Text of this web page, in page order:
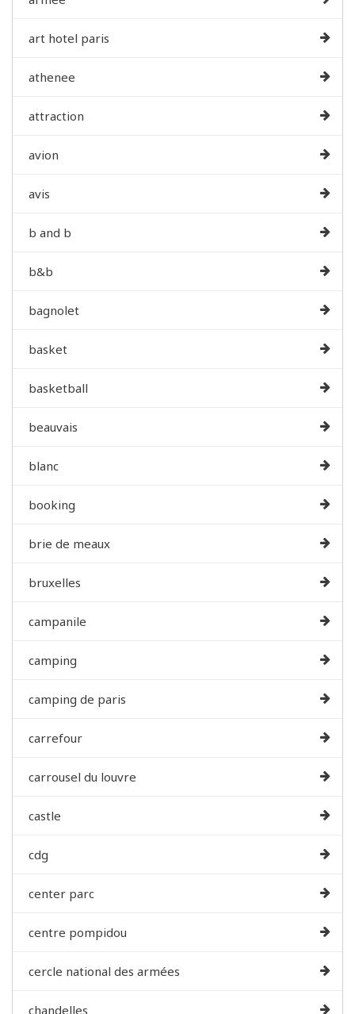
art hotel paris
athenee
attraction
avion
avis
b and b
b&b
bagnolet
basket
basketball
beauvais
blanc
booking
brie de meaux
bruxelles
campanile
camping
camping de paris
carrefour
carrousel du louvre
castle
cdg
center parc
centre pompidou
cercle national des armées
chandelles